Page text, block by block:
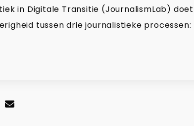
in Digitale Transitie (JournalismLab)
tussen drie journalistieke